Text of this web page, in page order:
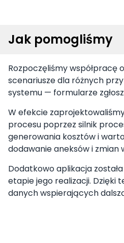
Jak pomogliśmy
Rozpoczęliśmy współpracę
scenariusze dla różnych
systemu — formularze
W efekcie
procesu poprzez silnik
generowania kosztów i
dodawanie aneksów i
Dodatkowo aplikacja
etapie jego realizacji. Dzięki
danych wspierających